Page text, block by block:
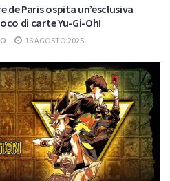
de Paris ospita un’esclusiva
di carte Yu-Gi-Oh!
16 AGOSTO 2025